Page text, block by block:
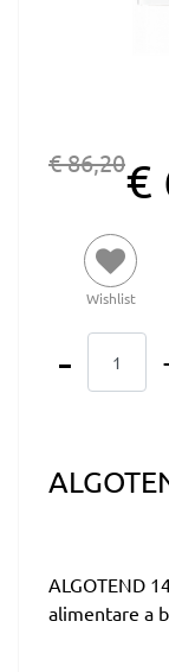
€ 86,20€
Wishlist
ALGOTEND
alimentare a